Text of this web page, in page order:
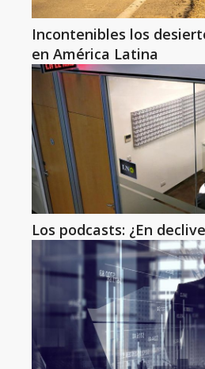
Incontenibles los
en América Latina
Los podcasts: ¿En